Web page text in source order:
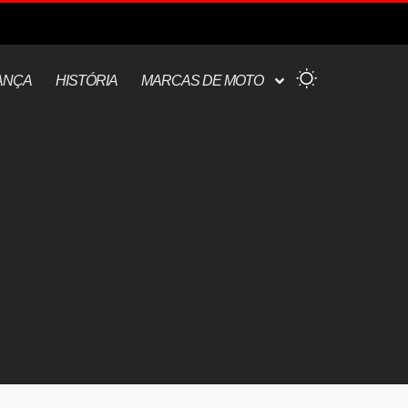
HISTÓRIA MARCAS DE MOTO